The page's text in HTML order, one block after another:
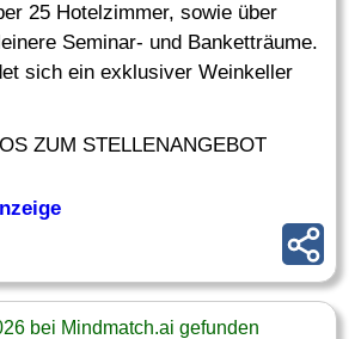
25 Hotelzimmer, sowie über
Seminar- und Banketträume.
sich ein exklusiver Weinkeller
ZUM STELLENANGEBOT
bei Mindmatch.ai gefunden